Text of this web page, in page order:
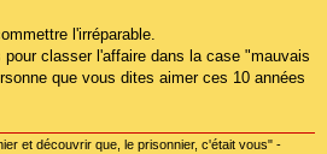
l'irréparable.
classer l'affaire dans la case "mauvais
que vous dites aimer ces 10 années
et découvrir que, le prisonnier, c'était vous" -